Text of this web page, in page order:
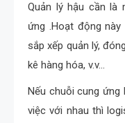
Quản lý hậu cần là
ứng .Hoạt động
sắp xếp quản lý,
kê hàng hóa, v.v…
Nếu chuỗi cung
việc với nhau thì